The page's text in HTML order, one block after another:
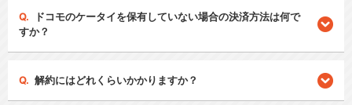
ドコモのケータイを保有していない場合の決済方法は何で
すか？
解約にはどれくらいかかりますか？